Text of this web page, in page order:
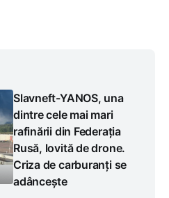
Slavneft-YANOS, una
dintre cele mai mari
rafinării din Federația
Rusă, lovită de drone.
Criza de carburanți se
adâncește